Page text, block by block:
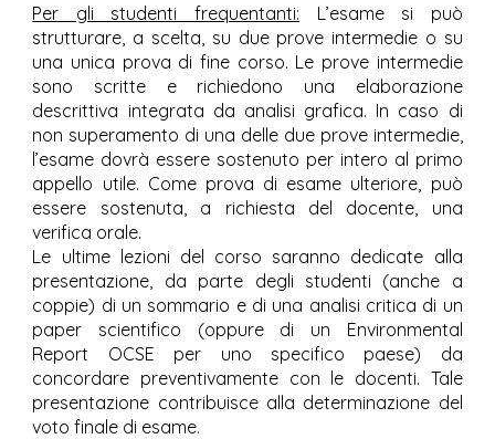
Per gli studenti frequentanti:
L’esame si può
strutturare, a scelta, su due prove intermedie o su
una unica prova di fine corso. Le prove intermedie
sono scritte e richiedono una elaborazione
descrittiva integrata da analisi grafica. In caso di
non superamento di una delle due prove intermedie,
l’esame dovrà essere sostenuto per intero al primo
appello utile. Come prova di esame ulteriore, può
essere sostenuta, a richiesta del docente, una
verifica orale.
Le ultime lezioni del corso saranno dedicate alla
presentazione, da parte degli studenti (anche a
coppie) di un sommario e di una analisi critica di un
paper scientifico (oppure di un Environmental
Report OCSE per uno specifico paese) da
concordare preventivamente con le docenti. Tale
presentazione contribuisce alla determinazione del
voto finale di esame.